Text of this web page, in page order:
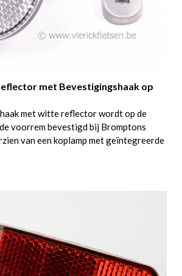
met Bevestigingshaak op
met witte reflector wordt op de
voorrem bevestigd bij Bromptons
van een koplamp met geïntegreerde